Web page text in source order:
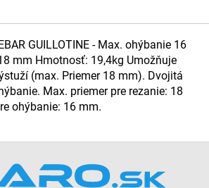
GUILLOTINE - Max. ohýbanie 16
mm Hmotnosť: 19,4kg Umožňuje
(max. Priemer 18 mm). Dvojitá
Max. priemer pre rezanie: 18
ohýbanie: 16 mm.